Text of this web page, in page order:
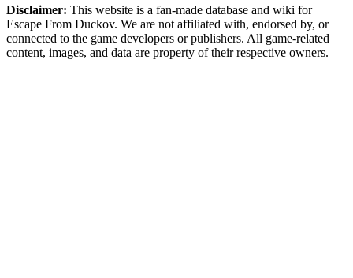
Disclaimer: This website is a fan-made database and wiki for
Escape From Duckov. We are not affiliated with, endorsed by, or
connected to the game developers or publishers. All game-related
content, images, and data are property of their respective owners.